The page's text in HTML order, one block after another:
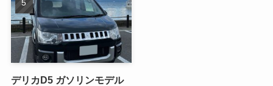
デリカD5 ガソリンモデル